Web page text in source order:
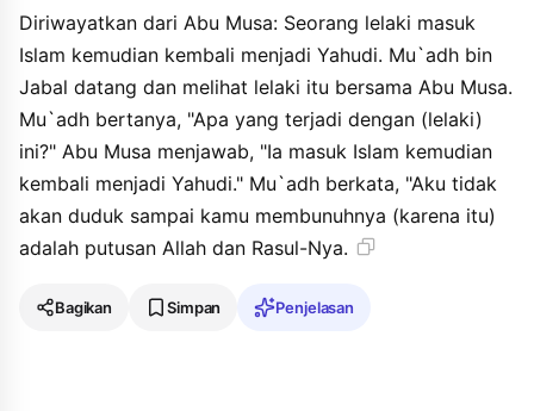
Diriwayatkan dari Abu Musa: Seorang lelaki masuk
Islam kemudian kembali menjadi Yahudi. Mu`adh bin
Jabal datang dan melihat lelaki itu bersama Abu Musa.
Mu`adh bertanya, "Apa yang terjadi dengan (lelaki)
ini?" Abu Musa menjawab, "Ia masuk Islam kemudian
kembali menjadi Yahudi." Mu`adh berkata, "Aku tidak
akan duduk sampai kamu membunuhnya (karena itu)
adalah putusan Allah dan Rasul-Nya.
Bagikan Simpan Penjelasan